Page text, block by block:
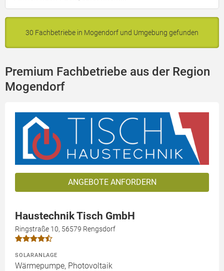
30 Fachbetriebe in Mogendorf und Umgebung gefunden
Premium Fachbetriebe aus der Region
Mogendorf
ANGEBOTE ANFORDERN
Haustechnik Tisch GmbH
Ringstraße 10, 56579 Rengsdorf
SOLARANLAGE
Wärmepumpe, Photovoltaik